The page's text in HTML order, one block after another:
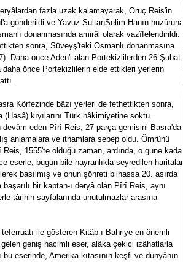
fazla uzak kalamayarak, Oruç Reis'in
gönderildi ve Yavuz SultanSelim Hanın huzûruna
donanmasında amirâl olarak vazîfelendirildi.
sonra, Süveyş'teki Osmanlı donanmasına
Daha önce Aden'i alan Portekizlilerden 26 Şubat
daha önce Portekizlilerin elde ettikleri yerlerin
Körfezinde bâzı yerleri de fethettikten sonra,
(Hasâ) kıyılarını Türk hâkimiyetine soktu.
devâm eden Pîrî Reis, 27 parça gemisini Basra'da
anlamalara ve ithamlara sebep oldu. Ömrünü
1555'te öldüğü zaman, ardında, o güne kadar
eserle, bugün bile hayranlıkla seyredilen haritalar
basılmış ve onun şöhreti bilhassa 20. asırda
bir kaptan-ı deryâ olan Pîrî Reis, aynı
târihin sayfalarında unutulmazlar arasına
teferruatı ile gösteren Kitâb-ı Bahriye en önemli
geniş hacimli eser, alâka çekici izâhatlarla
eserinde, Amerika kıtasının keşfi ve dünyânın